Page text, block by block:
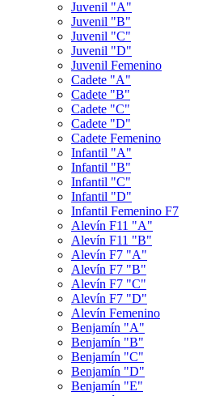
Juvenil "A"
Juvenil "B"
Juvenil "C"
Juvenil "D"
Juvenil Femenino
Cadete "A"
Cadete "B"
Cadete "C"
Cadete "D"
Cadete Femenino
Infantil "A"
Infantil "B"
Infantil "C"
Infantil "D"
Infantil Femenino F7
Alevín F11 "A"
Alevín F11 "B"
Alevín F7 "A"
Alevín F7 "B"
Alevín F7 "C"
Alevín F7 "D"
Alevín Femenino
Benjamín "A"
Benjamín "B"
Benjamín "C"
Benjamín "D"
Benjamín "E"